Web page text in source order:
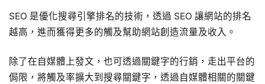
SEO 是優化搜尋引擎排名的技術，透過 SEO 讓網站的排名
越高，進而獲得更多的觸及幫助網站創造流量及收入。
除了在自媒體上發文，也可透過關鍵字的行銷，走出平台的
侷限，將觸及率擴大到搜尋關鍵字，透過自媒體相關的關鍵